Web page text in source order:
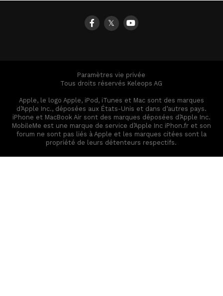
𝕏
Paramètres vie privée
Tous droits réservés Keleops AG
Apple, le logo Apple, iPod, iTunes et Mac sont des marques
d’Apple Inc., déposées aux États-Unis et dans d’autres pays.
iPhone et MacBook Air sont des marques déposées d’Apple Inc.
MobileMe est une marque de service d’Apple Inc iPhon.fr et son
forum ne sont pas liés à Apple et les marques citées sont la
propriété de leurs détenteurs respectifs.